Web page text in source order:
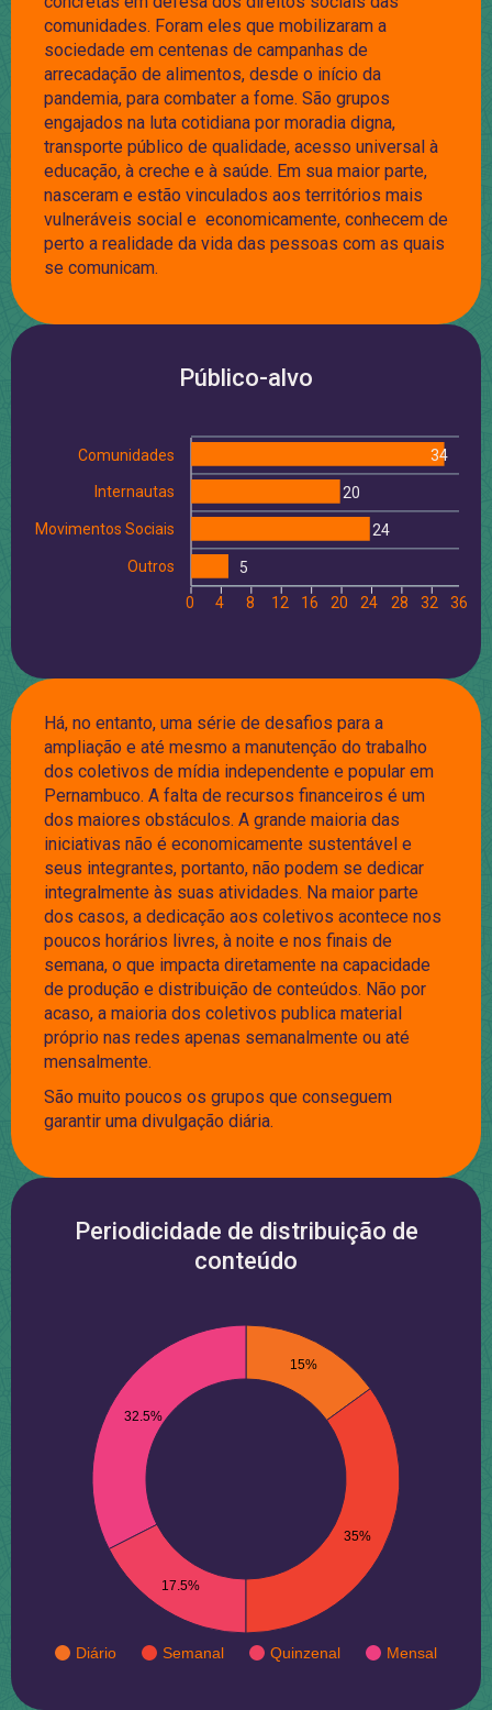
comunidades. Foram eles que mobilizaram a
sociedade em centenas de campanhas de
arrecadação de alimentos, desde o início da
pandemia, para combater a fome. São grupos
engajados na luta cotidiana por moradia digna,
transporte público de qualidade, acesso universal à
educação, à creche e à saúde. Em sua maior parte,
nasceram e estão vinculados aos territórios mais
vulneráveis social e economicamente, conhecem de
perto a realidade da vida das pessoas com as quais
se comunicam.
Público-alvo
Comunidades
Internautas
Movimentos Sociais
Outros
36
32
28
24
20
16
12
8
4
0
34
20
24
5
Há, no entanto, uma série de desafios para a
ampliação e até mesmo a manutenção do trabalho
dos coletivos de mídia independente e popular em
Pernambuco. A falta de recursos financeiros é um
dos maiores obstáculos. A grande maioria das
iniciativas não é economicamente sustentável e
seus integrantes, portanto, não podem se dedicar
integralmente às suas atividades. Na maior parte
dos casos, a dedicação aos coletivos acontece nos
poucos horários livres, à noite e nos finais de
semana, o que impacta diretamente na capacidade
de produção e distribuição de conteúdos. Não por
acaso, a maioria dos coletivos publica material
próprio nas redes apenas semanalmente ou até
mensalmente.
São muito poucos os grupos que conseguem
garantir uma divulgação diária.
Periodicidade de distribuição de
conteúdo
Diário Semanal Quinzenal Mensal
15%
32.5%
17.5%
35%